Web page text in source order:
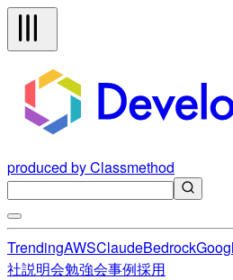
produced by Classmethod
TrendingAWSClaudeBedrock
社説明会勉強会事例採用